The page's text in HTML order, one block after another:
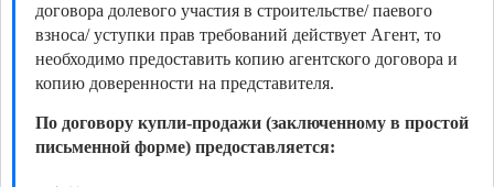
договора долевого участия в строительстве/ паевого
взноса/ уступки прав требований действует Агент, то
необходимо предоставить копию агентского договора и
копию доверенности на представителя.
По договору купли-продажи (заключенному в простой
письменной форме) предоставляется: